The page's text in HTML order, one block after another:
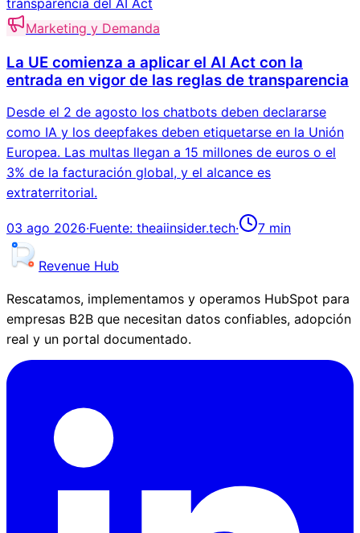
Marketing y Demanda
La UE comienza a aplicar el AI Act con la
entrada en vigor de las reglas de transparencia
Desde el 2 de agosto los chatbots deben declararse
como IA y los deepfakes deben etiquetarse en la Unión
Europea. Las multas llegan a 15 millones de euros o el
3% de la facturación global, y el alcance es
extraterritorial.
03 ago 2026·Fuente: theaiinsider.tech· 7 min
Revenue Hub
Rescatamos, implementamos y operamos HubSpot para
empresas B2B que necesitan datos confiables, adopción
real y un portal documentado.